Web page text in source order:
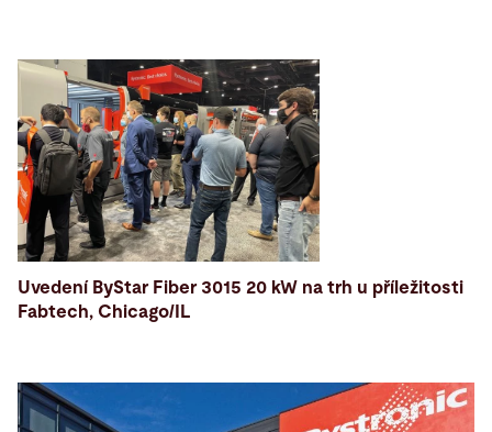
Uvedení ByStar Fiber 3015 20 kW na trh u příležitosti
Fabtech, Chicago/IL